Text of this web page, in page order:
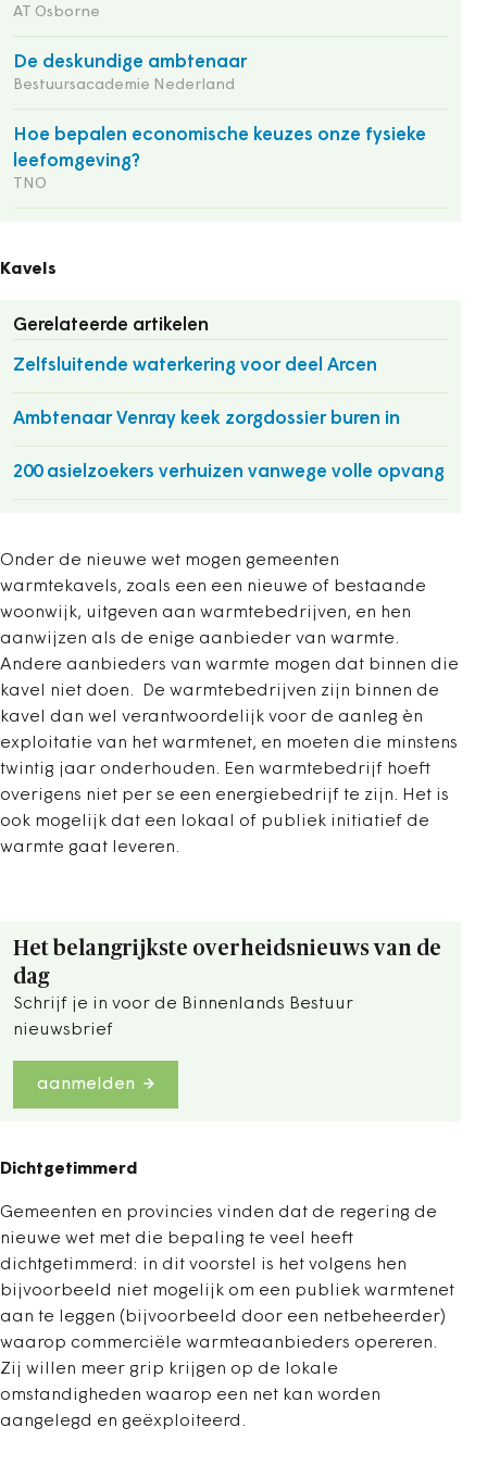
AT Osborne
De deskundige ambtenaar
Bestuursacademie Nederland
Hoe bepalen economische keuzes onze fysieke
leefomgeving?
TNO
Kavels
Gerelateerde artikelen
Zelfsluitende waterkering voor deel Arcen
Ambtenaar Venray keek zorgdossier buren in
200 asielzoekers verhuizen vanwege volle opvang
Onder de nieuwe wet mogen gemeenten
warmtekavels, zoals een een nieuwe of bestaande
woonwijk, uitgeven aan warmtebedrijven, en hen
aanwijzen als de enige aanbieder van warmte.
Andere aanbieders van warmte mogen dat binnen die
kavel niet doen. De warmtebedrijven zijn binnen de
kavel dan wel verantwoordelijk voor de aanleg èn
exploitatie van het warmtenet, en moeten die minstens
twintig jaar onderhouden. Een warmtebedrijf hoeft
overigens niet per se een energiebedrijf te zijn. Het is
ook mogelijk dat een lokaal of publiek initiatief de
warmte gaat leveren.
Het belangrijkste overheidsnieuws van de
dag
Schrijf je in voor de Binnenlands Bestuur
nieuwsbrief
aanmelden
Dichtgetimmerd
Gemeenten en provincies vinden dat de regering de
nieuwe wet met die bepaling te veel heeft
dichtgetimmerd: in dit voorstel is het volgens hen
bijvoorbeeld niet mogelijk om een publiek warmtenet
aan te leggen (bijvoorbeeld door een netbeheerder)
waarop commerciële warmteaanbieders opereren.
Zij willen meer grip krijgen op de lokale
omstandigheden waarop een net kan worden
aangelegd en geëxploiteerd.